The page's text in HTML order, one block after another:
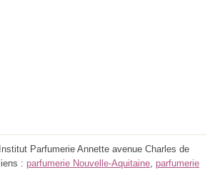
Parfumerie Annette avenue Charles de
: parfumerie Nouvelle-Aquitaine parfumerie